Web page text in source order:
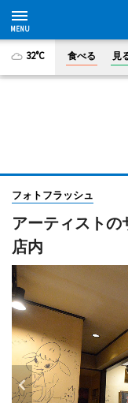
32°C 食べる 見
フォトフラッシュ
アーティスト
店内